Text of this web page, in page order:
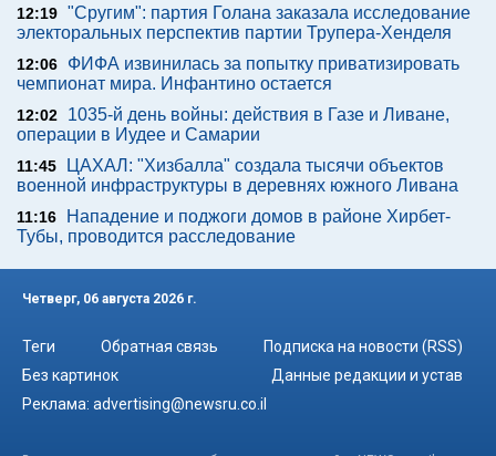
12:19 "Сругим": партия Голана заказала исследование
электоральных перспектив партии Трупера-Хенделя
12:06
ФИФА извинилась за попытку приватизировать
чемпионат мира. Инфантино остается
12:02
1035-й день войны: действия в Газе и Ливане,
операции в Иудее и Самарии
11:45
ЦАХАЛ: "Хизбалла" создала тысячи объектов
военной инфраструктуры в деревнях южного Ливана
11:16
Нападение и поджоги домов в районе Хирбет-
Тубы, проводится расследование
Четверг, 06 августа 2026 г.
Теги Обратная связь
Подписка на новости (RSS)
Без картинок
Данные редакции и устав
Реклама: advertising@newsru.co.il